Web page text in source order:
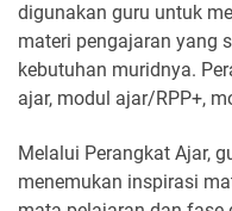
digunakan guru untuk
materi pengajaran yang
kebutuhan muridnya.
ajar, modul ajar/RPP+,
Melalui Perangkat Ajar,
menemukan inspirasi